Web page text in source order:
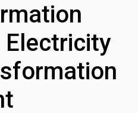
Electricity